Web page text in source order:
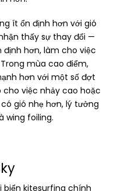
ít ổn định hơn với gió
thấy sự thay đổi —
hơn, làm cho việc
mùa cao điểm,
hơn với một số đợt
việc nhảy cao hoặc
gió nhẹ hơn, lý tưởng
wing foiling.
biển kitesurfing chính